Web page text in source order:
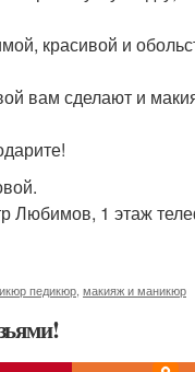
красивой и
вам сделают и
Любимов, 1 этаж
педикюр макияж и маникюр